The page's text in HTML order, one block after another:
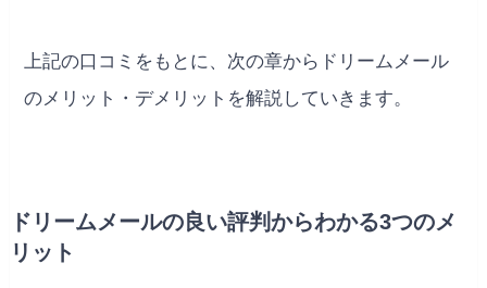
上記の口コミをもとに、次の章からドリームメール
のメリット・デメリットを解説していきます。
ドリームメールの良い評判からわかる3つのメ
リット